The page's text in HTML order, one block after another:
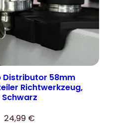
Distributor 58mm
Richtwerkzeug,
Schwarz
24,99 €